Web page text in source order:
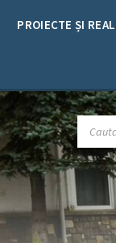
PROIECTE ȘI